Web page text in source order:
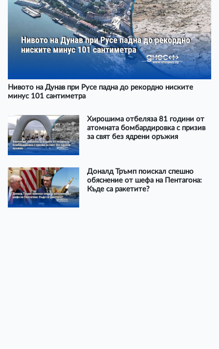
Нивото на Дунав при Русе падна до рекордно ниските
минус 101 сантиметра
Хирошима отбеляза 81 години от
атомната бомбардировка с призив
за свят без ядрени оръжия
Доналд Тръмп поискал спешно
обяснение от шефа на Пентагона:
Къде са ракетите?